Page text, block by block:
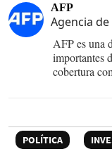
AFP
Agencia
AFP es una
importantes
cobertura
POLÍTICA